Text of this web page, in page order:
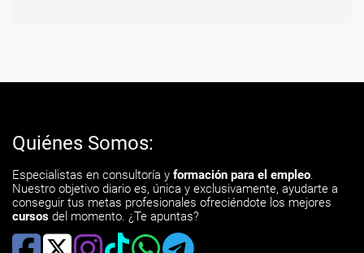
Quiénes Somos:
Especialistas en consultoría y formación para el empleo.
Nuestro objetivo diario es, única y exclusivamente, ayudarte a
conseguir tus metas profesionales ofreciéndote los mejores
cursos del momento. ¿Te apuntas?